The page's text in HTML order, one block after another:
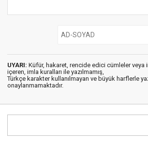
UYARI: Küfür, hakaret, rencide edici cümleler veya
içeren, imla kuralları ile yazılmamış,
Türkçe karakter kullanılmayan ve büyük harflerle
onaylanmamaktadır.